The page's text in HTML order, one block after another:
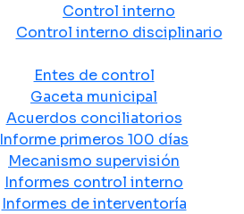
Control interno
Control interno disciplinario
Entes de control
Gaceta municipal
Acuerdos conciliatorios
Informe primeros 100 días
Mecanismo supervisión
Informes control interno
Informes de interventoría